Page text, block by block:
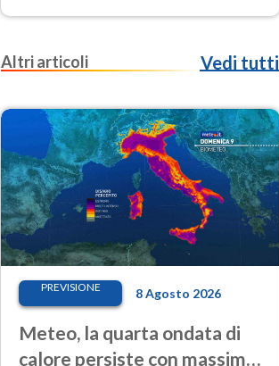
Ferragosto, vede ancora
Altri articoli
Vedi tutti
PREVISIONE 8 Agosto 2026
Meteo, la quarta ondata di
calore persiste con massime